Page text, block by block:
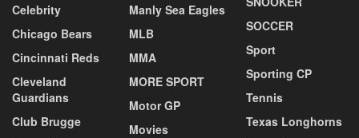
Celebrity
Chicago Bears
Cincinnati Reds
Cleveland
Guardians
Club Brugge
Manly Sea Eagles
MLB
MMA
MORE SPORT
Motor GP
Movies
SOCCER
Sport
Sporting CP
Tennis
Texas Longhorns